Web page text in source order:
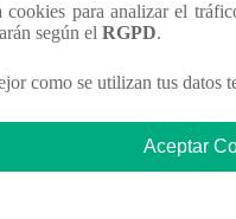
cookies para analizar el
según el RGPD.
como se utilizan tus datos
Aceptar